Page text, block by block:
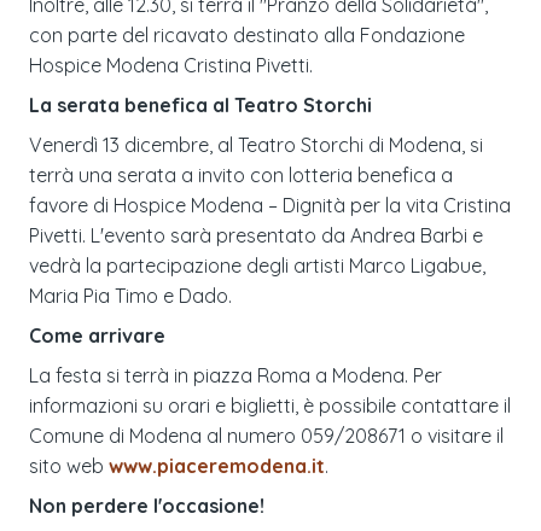
con parte del ricavato destinato alla Fondazione
Hospice Modena Cristina Pivetti.
La serata benefica al Teatro Storchi
Venerdì 13 dicembre, al Teatro Storchi di Modena, si
terrà una serata a invito con lotteria benefica a
favore di Hospice Modena – Dignità per la vita Cristina
Pivetti. L'evento sarà presentato da Andrea Barbi e
vedrà la partecipazione degli artisti Marco Ligabue,
Maria Pia Timo e Dado.
Come arrivare
La festa si terrà in piazza Roma a Modena. Per
informazioni su orari e biglietti, è possibile contattare il
Comune di Modena al numero 059/208671 o visitare il
sito web www.piaceremodena.it.
Non perdere l'occasione!